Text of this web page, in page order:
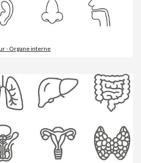
- Organe interne